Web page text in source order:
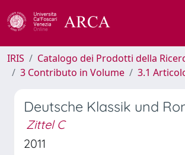
IRIS
Catalogo dei Prodotti della
3 Contributo in Volume
3.1
Deutsche Klassik und
Zittel C
2011